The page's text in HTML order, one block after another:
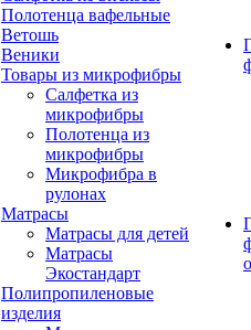
Полотенца вафельные
Ветошь
Веники
Товары из микрофибры
Салфетка из
микрофибры
Полотенца из
микрофибры
Микрофибра в
рулонах
Матрасы
Матрасы для детей
Матрасы
Экостандарт
Полипропиленовые
изделия